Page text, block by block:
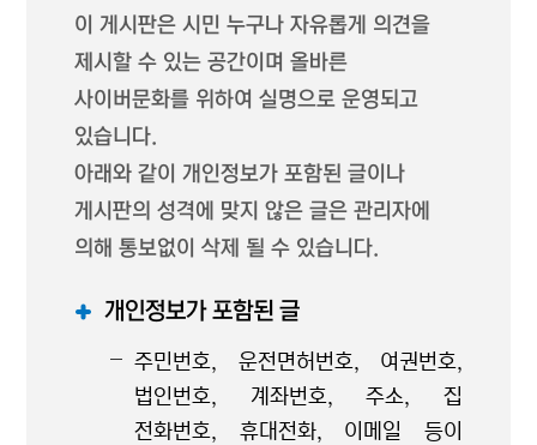
이 게시판은 시민 누구나 자유롭게 의견을
제시할 수 있는 공간이며 올바른
사이버문화를 위하여 실명으로 운영되고
있습니다.
아래와 같이 개인정보가 포함된 글이나
게시판의 성격에 맞지 않은 글은 관리자에
의해 통보없이 삭제 될 수 있습니다.
개인정보가 포함된 글
주민번호, 운전면허번호, 여권번호,
법인번호, 계좌번호, 주소, 집
전화번호, 휴대전화, 이메일 등이